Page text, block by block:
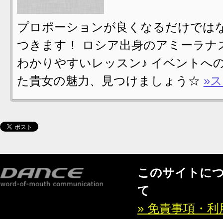
プロポーションが良くなるだけでは
つきます！ ロシア出身のアミーラ
わかりやすいレッスン♪ イベントへ
た貴女の魅力、見つけましょう☆ »
このサイトに
て
» 免責事項・利